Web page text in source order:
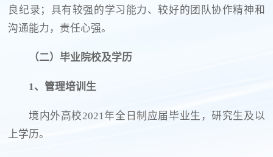
良纪录；具有较强的学习能力、较好的团队协作精神和
沟通能力，责任心强。
（二）毕业院校及学历
1、管理培训生
境内外高校2021年全日制应届毕业生，研究生及以
上学历。